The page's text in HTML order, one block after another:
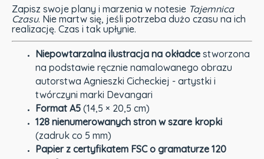
Zapisz swoje plany i marzenia w notesie Tajemnica
Czasu. Nie martw się, jeśli potrzeba dużo czasu na ich
realizację. Czas i tak upłynie.
Niepowtarzalna ilustracja na okładcestworzona
na podstawie ręcznie namalowanego obrazu
autorstwa Agnieszki Cicheckiej - artystki i
twórczyni marki Devangari
Format A5(14,5 × 20,5 cm)
128 nienumerowanych stron w szare kropki
(zadruk co 5 mm)
Papier z certyfikatem FSC o gramaturze 120